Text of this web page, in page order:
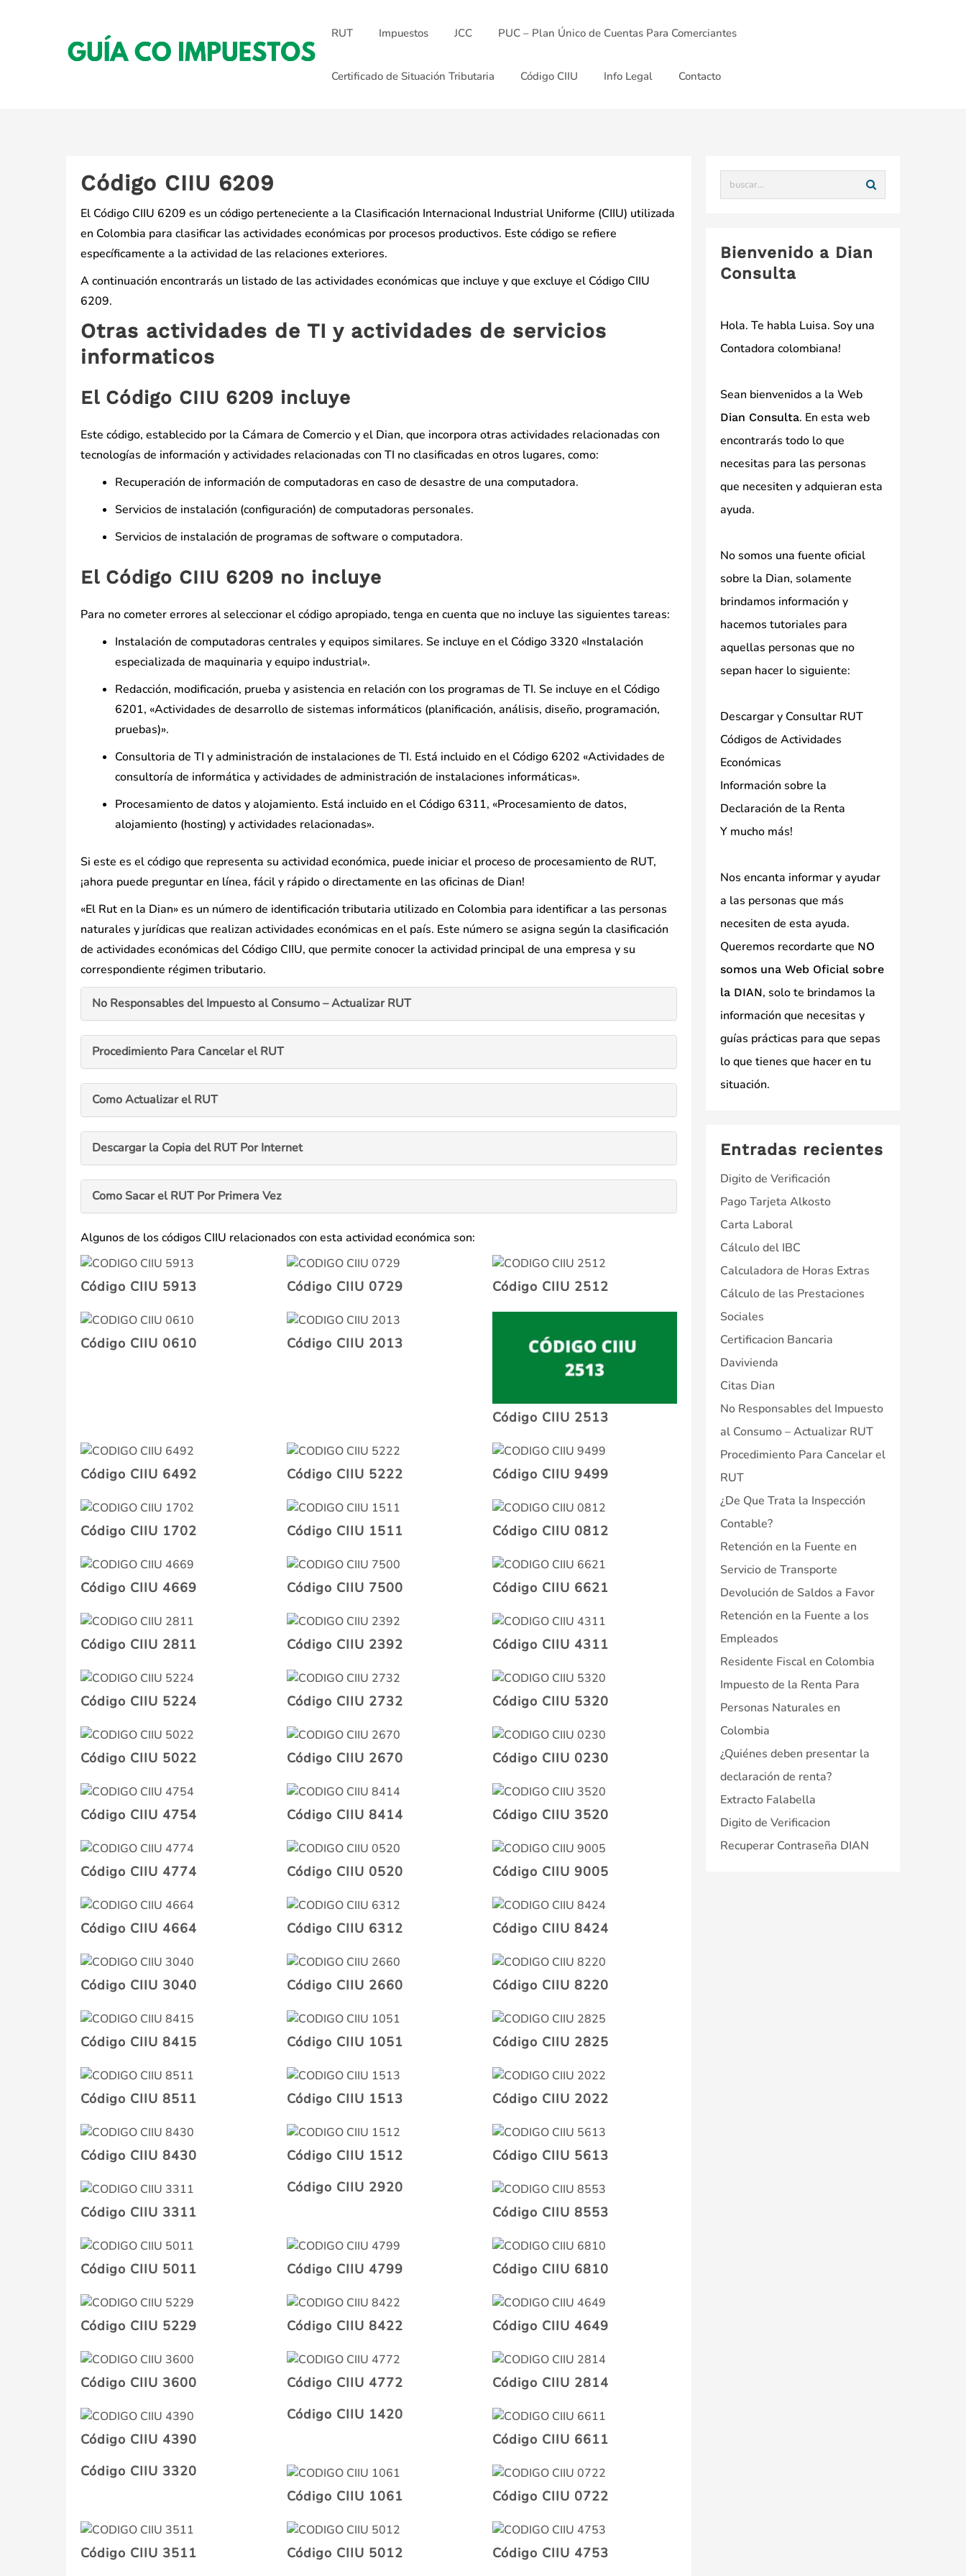
RUT Impuestos JCC PUC – Plan Único de Cuentas Para Comerciantes
Certificado de Situación Tributaria Código CIIU Info Legal Contacto
Código CIIU 6209
El Código CIIU 6209 es un código perteneciente a la Clasificación Internacional Industrial Uniforme (CIIU) utilizada
en Colombia para clasificar las actividades económicas por procesos productivos. Este código se refiere
específicamente a la actividad de las relaciones exteriores.
A continuación encontrarás un listado de las actividades económicas que incluye y que excluye el Código CIIU
6209.
Otras actividades de TI y actividades de servicios
informaticos
El Código CIIU 6209 incluye
Este código, establecido por la Cámara de Comercio y el Dian, que incorpora otras actividades relacionadas con
tecnologías de información y actividades relacionadas con TI no clasificadas en otros lugares, como:
Recuperación de información de computadoras en caso de desastre de una computadora.
Servicios de instalación (configuración) de computadoras personales.
Servicios de instalación de programas de software o computadora.
El Código CIIU 6209 no incluye
Para no cometer errores al seleccionar el código apropiado, tenga en cuenta que no incluye las siguientes tareas:
Instalación de computadoras centrales y equipos similares. Se incluye en el Código 3320 «Instalación
especializada de maquinaria y equipo industrial».
Redacción, modificación, prueba y asistencia en relación con los programas de TI. Se incluye en el Código
6201, «Actividades de desarrollo de sistemas informáticos (planificación, análisis, diseño, programación,
pruebas)».
Consultoria de TI y administración de instalaciones de TI. Está incluido en el Código 6202 «Actividades de
consultoría de informática y actividades de administración de instalaciones informáticas».
Procesamiento de datos y alojamiento. Está incluido en el Código 6311, «Procesamiento de datos,
alojamiento (hosting) y actividades relacionadas».
Si este es el código que representa su actividad económica, puede iniciar el proceso de procesamiento de RUT,
¡ahora puede preguntar en línea, fácil y rápido o directamente en las oficinas de Dian!
«El Rut en la Dian» es un número de identificación tributaria utilizado en Colombia para identificar a las personas
naturales y jurídicas que realizan actividades económicas en el país. Este número se asigna según la clasificación
de actividades económicas del Código CIIU, que permite conocer la actividad principal de una empresa y su
correspondiente régimen tributario.
No Responsables del Impuesto al Consumo – Actualizar RUT
Procedimiento Para Cancelar el RUT
Como Actualizar el RUT
Descargar la Copia del RUT Por Internet
Como Sacar el RUT Por Primera Vez
Algunos de los códigos CIIU relacionados con esta actividad económica son:
Código CIIU 5913 Código CIIU 0729 Código CIIU 2512
Código CIIU 0610 Código CIIU 2013
Código CIIU 2513
Código CIIU 6492 Código CIIU 5222 Código CIIU 9499
Código CIIU 1702 Código CIIU 1511 Código CIIU 0812
Código CIIU 4669 Código CIIU 7500 Código CIIU 6621
Código CIIU 2811 Código CIIU 2392 Código CIIU 4311
Código CIIU 5224 Código CIIU 2732 Código CIIU 5320
Código CIIU 5022 Código CIIU 2670 Código CIIU 0230
Código CIIU 4754 Código CIIU 8414 Código CIIU 3520
Código CIIU 4774 Código CIIU 0520 Código CIIU 9005
Código CIIU 4664 Código CIIU 6312 Código CIIU 8424
Código CIIU 3040 Código CIIU 2660 Código CIIU 8220
Código CIIU 8415 Código CIIU 1051 Código CIIU 2825
Código CIIU 8511 Código CIIU 1513 Código CIIU 2022
Código CIIU 8430 Código CIIU 1512 Código CIIU 5613
Código CIIU 3311
Código CIIU 2920
Código CIIU 8553
Código CIIU 5011 Código CIIU 4799 Código CIIU 6810
Código CIIU 5229 Código CIIU 8422 Código CIIU 4649
Código CIIU 3600 Código CIIU 4772 Código CIIU 2814
Código CIIU 4390
Código CIIU 1420
Código CIIU 6611
Código CIIU 3320
Código CIIU 1061
Código CIIU 0722
Código CIIU 3511 Código CIIU 5012 Código CIIU 4753
Bienvenido a Dian
Consulta
Hola. Te habla Luisa. Soy una
Contadora colombiana!
Sean bienvenidos a la Web
Dian Consulta. En esta web
encontrarás todo lo que
necesitas para las personas
que necesiten y adquieran esta
ayuda.
No somos una fuente oficial
sobre la Dian, solamente
brindamos información y
hacemos tutoriales para
aquellas personas que no
sepan hacer lo siguiente:
Descargar y Consultar RUT
Códigos de Actividades
Económicas
Información sobre la
Declaración de la Renta
Y mucho más!
Nos encanta informar y ayudar
a las personas que más
necesiten de esta ayuda.
Queremos recordarte que NO
somos una Web Oficial sobre
la DIAN, solo te brindamos la
información que necesitas y
guías prácticas para que sepas
lo que tienes que hacer en tu
situación.
Entradas recientes
Digito de Verificación
Pago Tarjeta Alkosto
Carta Laboral
Cálculo del IBC
Calculadora de Horas Extras
Cálculo de las Prestaciones
Sociales
Certificacion Bancaria
Davivienda
Citas Dian
No Responsables del Impuesto
al Consumo – Actualizar RUT
Procedimiento Para Cancelar el
RUT
¿De Que Trata la Inspección
Contable?
Retención en la Fuente en
Servicio de Transporte
Devolución de Saldos a Favor
Retención en la Fuente a los
Empleados
Residente Fiscal en Colombia
Impuesto de la Renta Para
Personas Naturales en
Colombia
¿Quiénes deben presentar la
declaración de renta?
Extracto Falabella
Digito de Verificacion
Recuperar Contraseña DIAN